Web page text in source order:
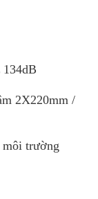
2X220mm /
môi trường